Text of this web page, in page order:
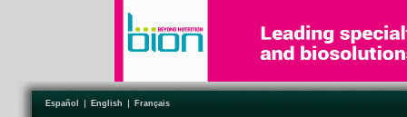
Español English Français